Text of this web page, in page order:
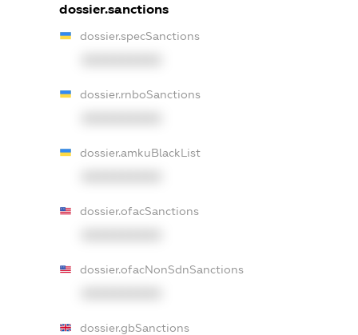
dossier.sanctions
dossier.specSanctions
dossier.rnboSanctions
dossier.amkuBlackList
dossier.ofacSanctions
dossier.ofacNonSdnSanctions
dossier.gbSanctions